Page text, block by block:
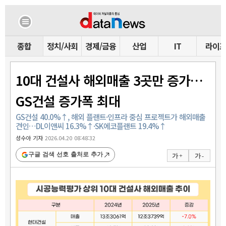
종합 정치/사회 경제/금융 산업 IT 라이프
10대 건설사 해외매출 3곳만 증가…
GS건설 증가폭 최대
GS건설 40.0%↑, 해외 플랜트·인프라 중심 프로젝트가 해외매출
견인…DL이앤씨 16.3%↑·SK에코플랜트 19.4%↑
성수아 기자2026.04.20 08:48:32
가 + 가 -
구글 검색 선호 출처로 추가